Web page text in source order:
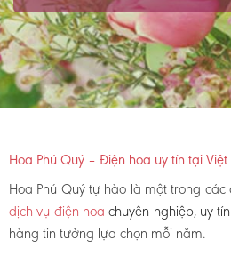
Hoa Phú Quý – Điện hoa uy tín tại
Hoa Phú Quý tự hào là một trong
dịch vụ điện hoachuyên nghiệp, uy tín
hàng tin tưởng lựa chọn mỗi năm.